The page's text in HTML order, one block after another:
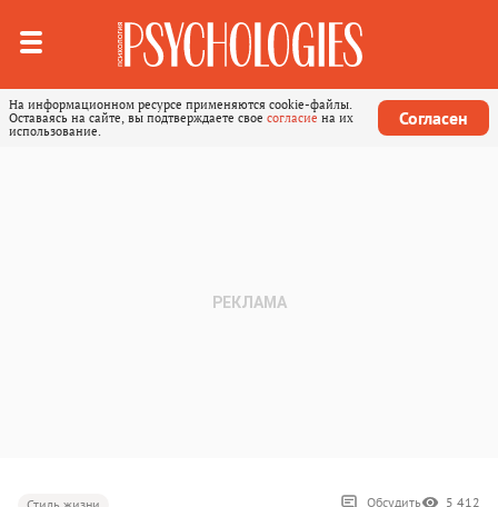
На информационном ресурсе применяются cookie-файлы.
Оставаясь на сайте, вы подтверждаете свое согласие на их
использование.
Согласен
Обсудить 5 412